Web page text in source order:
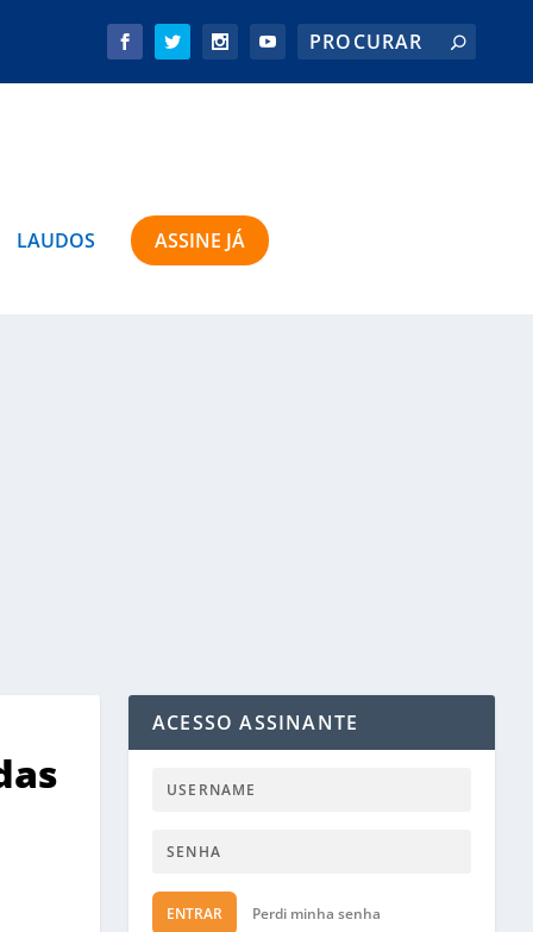
LAUDOS ASSINE JÁ
ACESSO ASSINANTE
ENTRAR Perdi minha senha